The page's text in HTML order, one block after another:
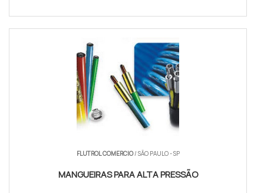
FLUTROL COMERCIO/ SÃO PAULO - SP
MANGUEIRAS PARA ALTA PRESSÃO